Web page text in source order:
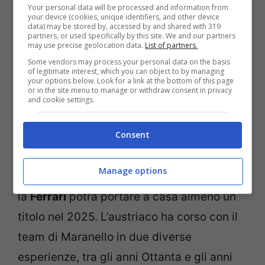
magica.
Ferrari, Gerhard Berger è
convinto del suo
potenziale
Nel corso di un’intervista rilasciata ad
Auto Motor und Sport“, l’ex F1Gerhard
si è detto convinto del fatto che
laFerraripotrà portare a casa almeno un
titolo nel 2025. L’austriaco ha corso con il
team di Maranello in due diverse
esperienze, tra gli anni Ottanta e gli anni
Your personal data will be processed and information from
your device (cookies, unique identifiers, and other device
data) may be stored by, accessed by and shared with 319
partners, or used specifically by this site. We and our partners
may use precise geolocation data. List of partners.
Some vendors may process your personal data on the basis
of legitimate interest, which you can object to by managing
your options below. Look for a link at the bottom of this page
or in the site menu to manage or withdraw consent in privacy
and cookie settings.
Consent
Manage options